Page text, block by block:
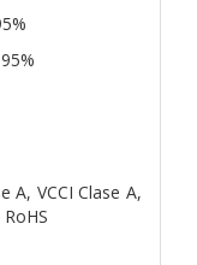
A, VCCI Clase A,